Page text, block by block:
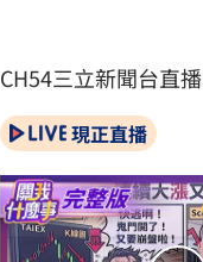
CH54三立新聞台直播
現正直播